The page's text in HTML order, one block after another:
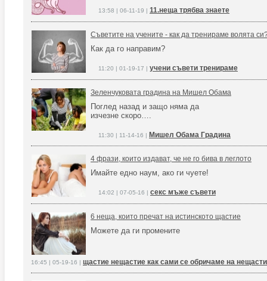
13:58 | 06-11-19 | 11.неща трябва знаете
Съветите на учените - как да тренираме волята
Как да го направим?
11:20 | 01-19-17 | учени съвети тренираме
Зеленчуковата градина на Мишел Обама
Поглед назад и защо няма да
изчезне скоро….
11:30 | 11-14-16 | Мишел Обама Градина
4 фрази, които издават, че не го бива в леглото
Имайте едно наум, ако ги чуете!
14:02 | 07-05-16 | секс мъже съвети
6 неща, които пречат на истинското щастие
Можете да ги промените
16:45 | 05-19-16 | щастие нещастие как сами се обричаме на